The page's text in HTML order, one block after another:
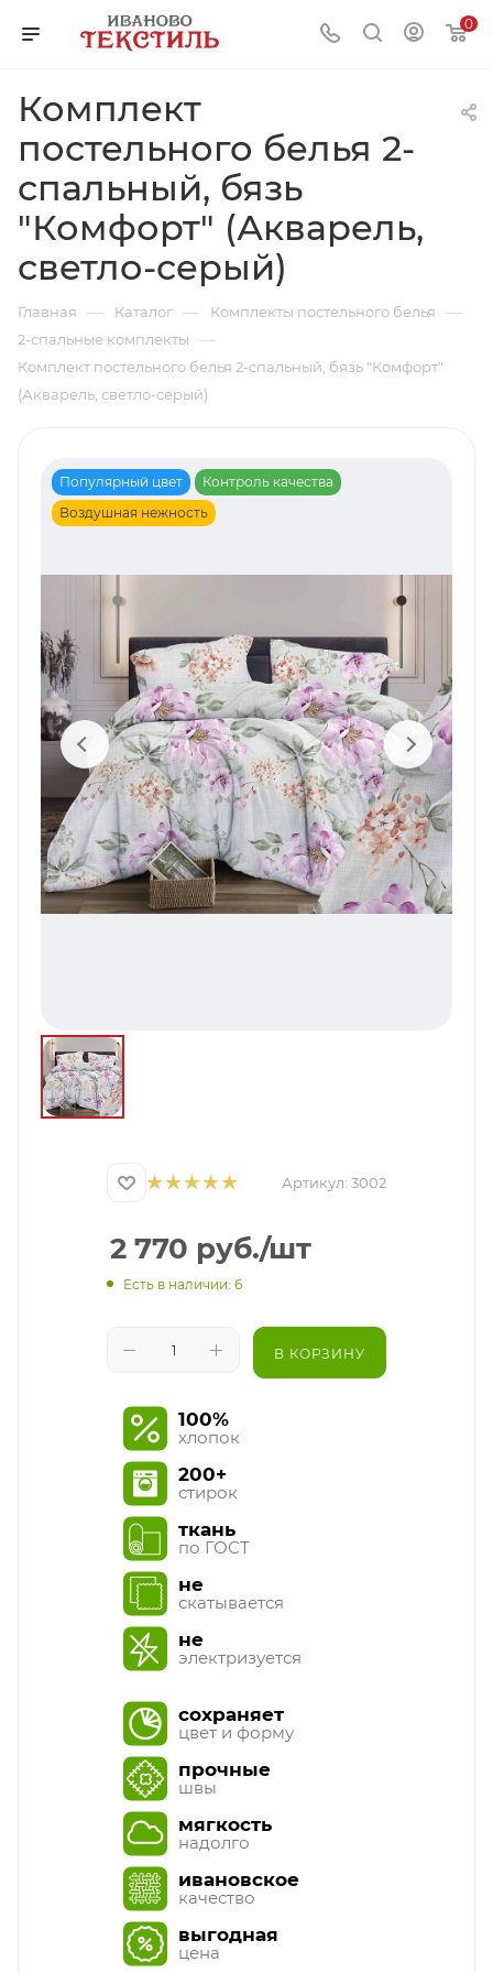
0
Комплект
постельного белья 2-
спальный, бязь
"Комфорт" (Акварель,
светло-серый)
Главная — Каталог — Комплекты постельного белья —
2-спальные комплекты —
Комплект постельного белья 2-спальный, бязь "Комфорт"
(Акварель, светло-серый)
Популярный цвет
Контроль качества
Воздушная нежность
Артикул: 3002
2 770 руб./шт
Есть в наличии: 6
В КОРЗИНУ
100%
хлопок
200+
стирок
ткань
по ГОСТ
не
скатывается
не
электризуется
сохраняет
цвет и форму
прочные
швы
мягкость
надолго
ивановское
качество
выгодная
цена